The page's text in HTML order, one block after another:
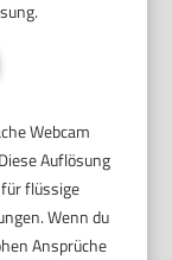
Webcam
Auflösung
flüssige
Wenn du
Ansprüche